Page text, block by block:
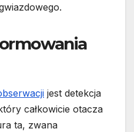
jest detekcja
całkowicie otacza
ta, zwana